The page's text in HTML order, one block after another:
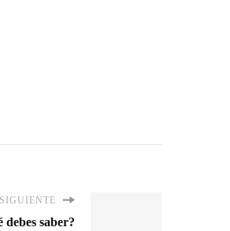
saber?